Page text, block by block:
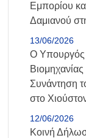
Εμπορίου
Δαμιανού
13/06/2026
Ο Υπουργός
Συνάντηση
στο
12/06/2026
Κοινή